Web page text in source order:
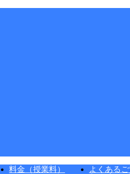
料金（授業料） よくある